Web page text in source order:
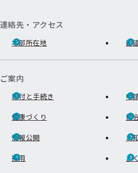
連絡先・アクセス
本部所在地 都
ご案内
給付と手続き 申
健康づくり 協
情報公開 お
採用 よ